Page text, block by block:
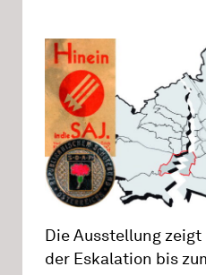
Die Ausstellung
der Eskalation bis